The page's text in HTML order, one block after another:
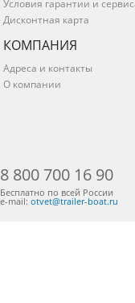
Условия гарантии и
Дисконтная карта
КОМПАНИЯ
Адреса и контакты
О компании
8 800 700 16 90
Бесплатно по всей России
e-mail: otvet@trailer-boat.ru